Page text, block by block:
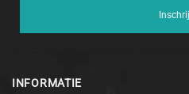
INFORMATIE